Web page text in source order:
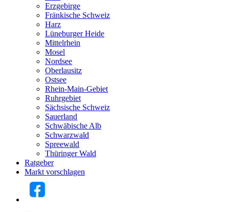
Erzgebirge
Fränkische Schweiz
Harz
Lüneburger Heide
Mittelrhein
Mosel
Nordsee
Oberlausitz
Ostsee
Rhein-Main-Gebiet
Ruhrgebiet
Sächsische Schweiz
Sauerland
Schwäbische Alb
Schwarzwald
Spreewald
Thüringer Wald
Ratgeber
Markt vorschlagen